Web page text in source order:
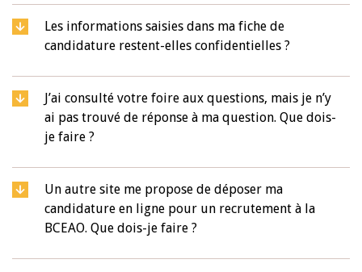
Les informations saisies dans ma fiche de
candidature restent-elles confidentielles ?
J’ai consulté votre foire aux questions, mais je n’y
ai pas trouvé de réponse à ma question. Que dois-
je faire ?
Un autre site me propose de déposer ma
candidature en ligne pour un recrutement à la
BCEAO. Que dois-je faire ?